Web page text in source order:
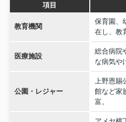
項目
教育機関
保育園、
在し、教
医療施設
総合病院
な病気や
公園・レジャー
上野恩
館など家
富。